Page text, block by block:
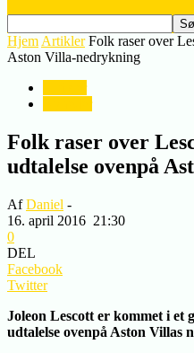
Hjem Artikler Folk raser over
Aston Villa-nedrykning
Folk raser over
udtalelse ovenpå
AfDaniel -
16. april 2016 21:30
0
DEL
Facebook
Twitter
Joleon Lescott er kommet i et
udtalelse ovenpå Aston Villas